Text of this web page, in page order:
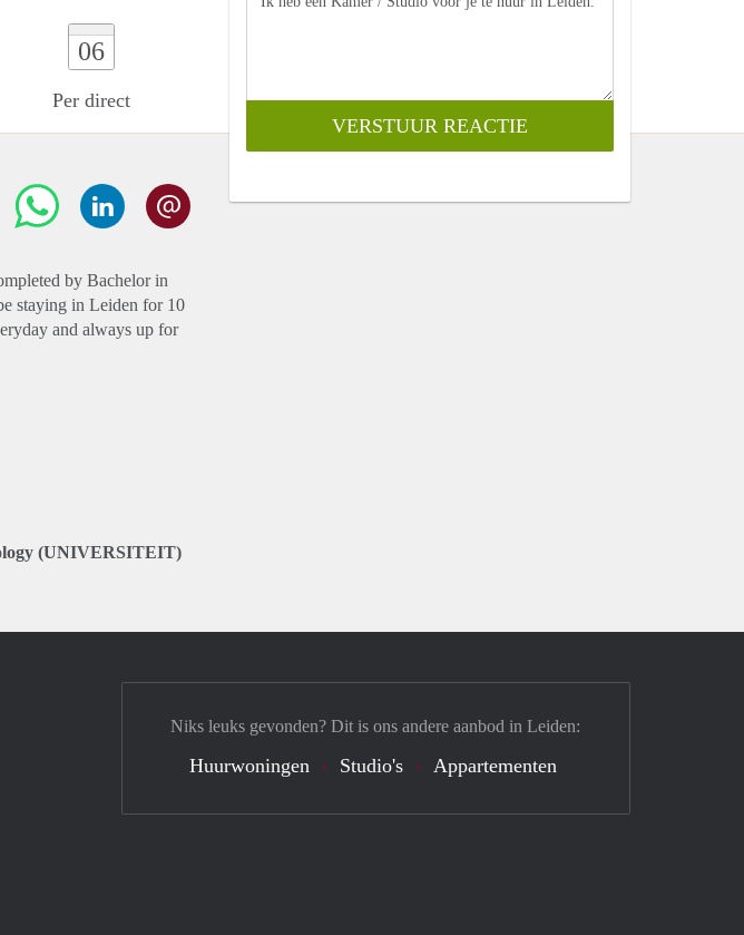
06
Per direct
by Bachelor in
staying in Leiden for 10
and always up for
(UNIVERSITEIT)
Niks leuks gevonden? Dit is ons andere aanbod in Leiden:
Huurwoningen Studio's Appartementen